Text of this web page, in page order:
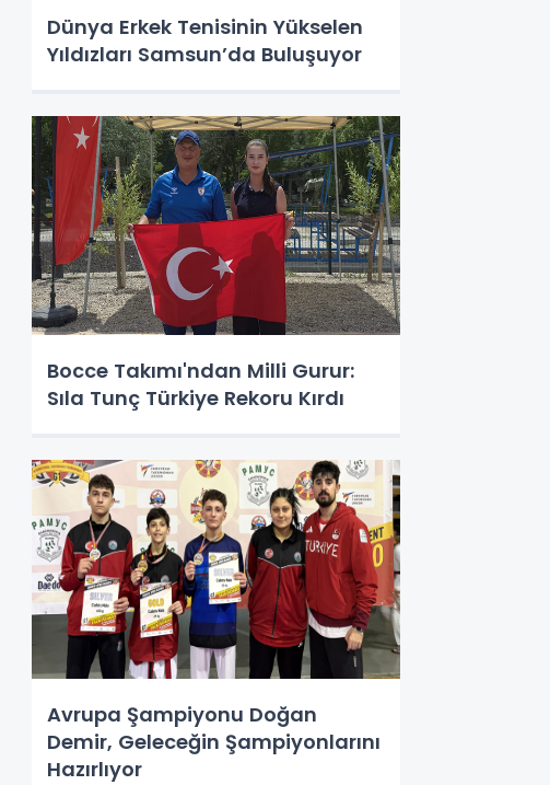
Dünya Erkek Tenisinin Yükselen
Yıldızları Samsun’da Buluşuyor
Bocce Takımı'ndan Milli Gurur:
Sıla Tunç Türkiye Rekoru Kırdı
Avrupa Şampiyonu Doğan
Demir, Geleceğin Şampiyonlarını
Hazırlıyor